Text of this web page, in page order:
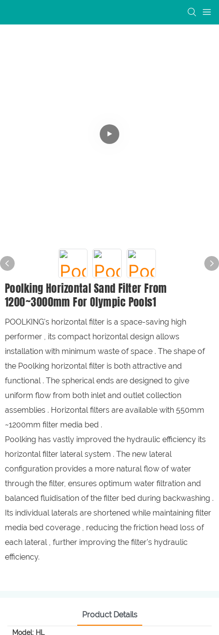
Poolking Horizontal Sand Filter From
1200~3000mm For Olympic Pools1
POOLKING's horizontal filter is a space-saving high
performer , its compact horizontal design allows
installation with minimum waste of space . The shape of
the Poolking horizontal filter is both attractive and
functional . The spherical ends are designed to give
uniform flow from both inlet and outlet collection
assemblies . Horizontal filters are available with 550mm
~1200mm filter media bed .
Poolking has vastly improved the hydraulic efficiency its
horizontal filter lateral system . The new lateral
configuration provides a more natural flow of water
through the filter, ensures optimum water filtration and
balanced fluidisation of the filter bed during backwashing .
Its individual laterals are shortened while maintaining filter
media bed coverage , reducing the friction head loss of
each lateral , further improving the filter's hydraulic
efficiency.
Product Details
Model: HL